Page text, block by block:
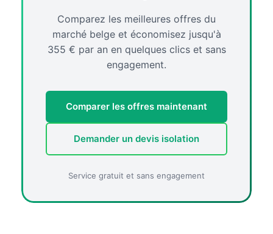
Comparez les meilleures offres du
marché belge et économisez jusqu'à
355 € par an en quelques clics et sans
engagement.
Comparer les offres maintenant
Demander un devis isolation
Service gratuit et sans engagement